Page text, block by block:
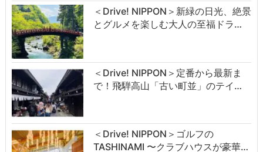
＜Drive! NIPPON＞新緑の日光、絶景
とグルメを楽しむ大人の至福ドラ…
＜Drive! NIPPON＞定番から最新ま
で！飛騨高山「古い町並」のテイ…
＜Drive! NIPPON＞ゴルフの
TASHINAMI 〜クラブハウスが豪華…